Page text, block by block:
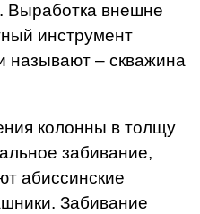
Выработка внешне
инструмент
называют – скважина
колонны в толщу
забивание,
абиссинские
Забивание